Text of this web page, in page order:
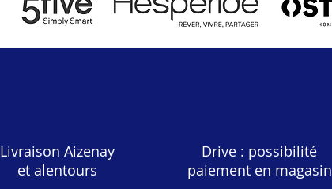
Livraison Aizenay
et alentours
Drive : possibilité
paiement en magasin